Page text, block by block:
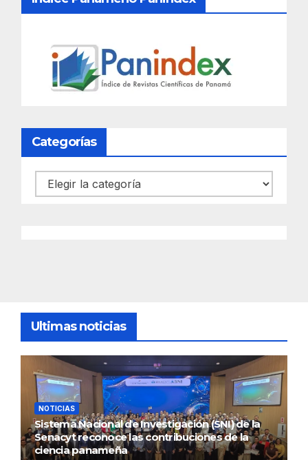
Categorías
Categorías
Ultimas noticias
NOTICIAS
Sistema Nacional de Investigación (SNI) de la
Senacyt reconoce las contribuciones de la
ciencia panameña